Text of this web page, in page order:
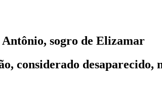
sogro de Elizamar
considerado desaparecido,